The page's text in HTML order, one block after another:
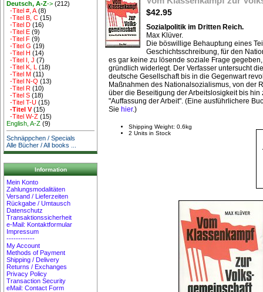
Deutsch, A-Z-> (212)
-Titel #, A (8)
-Titel B, C (15)
-Titel D (16)
-Titel E (9)
-Titel F (9)
-Titel G (19)
-Titel H (14)
-Titel I, J (7)
-Titel K, L (18)
-Titel M (11)
-Titel N-Q (13)
-Titel R (10)
-Titel S (18)
-Titel T-U (15)
-Titel V(15)
-Titel W-Z (15)
English, A-Z (9)
Schnäppchen / Specials
Alle Bücher / All books ...
Information
Mein Konto
Zahlungsmodalitäten
Versand / Lieferzeiten
Rückgabe / Umtausch
Datenschutz
Transaktionssicherheit
e-Mail: Kontaktformular
Impressum
------------
My Account
Methods of Payment
Shipping / Delivery
Returns / Exchanges
Privacy Policy
Transaction Security
eMail: Contact Form
$42.95
Sozialpolitik im Dritten Reich.
Max Klüver.
Die böswillige Behauptung eines
Geschichtsschreibung, für den
es gar keine zu lösende soziale Frage
gründlich widerlegt. Der Verfasser untersucht
deutsche Gesellschaft bis in die Gegenwart
Maßnahmen des Nationalsozialismus, von der
über die Beseitigung der Arbeitslosigkeit bis hin
"Auffassung der Arbeit". (Eine ausführlichere
Sie hier.)
Shipping Weight: 0.6kg
2 Units in Stock